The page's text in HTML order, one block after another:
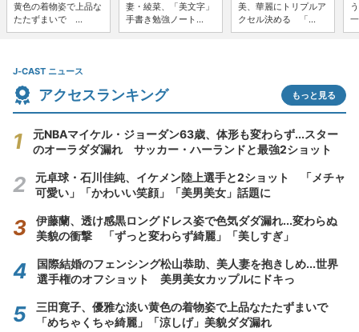
黄色の着物姿で上品な
たたずまいで ...
妻・綾菜、「美文字」
手書き勉強ノート...
美、華麗にトリプルア
クセル決める 「...
J-CAST ニュース
アクセスランキング もっと見る
元NBAマイケル・ジョーダン63歳、体形も変わらず...スター
のオーラダダ漏れ サッカー・ハーランドと最強2ショット
元卓球・石川佳純、イケメン陸上選手と2ショット 「メチャ
可愛い」「かわいい笑顔」「美男美女」話題に
伊藤蘭、透け感黒ロングドレス姿で色気ダダ漏れ...変わらぬ
美貌の衝撃 「ずっと変わらず綺麗」「美しすぎ」
国際結婚のフェンシング松山恭助、美人妻を抱きしめ...世界
選手権のオフショット 美男美女カップルにドキっ
三田寛子、優雅な淡い黄色の着物姿で上品なたたずまいで
「めちゃくちゃ綺麗」「涼しげ」美貌ダダ漏れ